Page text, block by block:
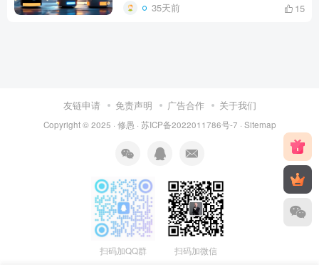
35天前 15
友链申请 免责声明 广告合作 关于我们
Copyright © 2025 · 修愚 · 苏ICP备2022011786号-7 · Sitemap
扫码加QQ群 扫码加微信